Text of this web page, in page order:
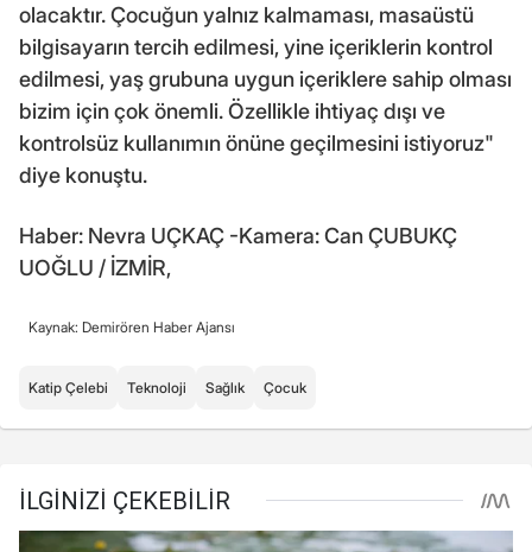
olacaktır. Çocuğun yalnız kalmaması, masaüstü
bilgisayarın tercih edilmesi, yine içeriklerin kontrol
edilmesi, yaş grubuna uygun içeriklere sahip olması
bizim için çok önemli. Özellikle ihtiyaç dışı ve
kontrolsüz kullanımın önüne geçilmesini istiyoruz"
diye konuştu.
Haber: Nevra UÇKAÇ -Kamera: Can ÇUBUKÇ
UOĞLU / İZMİR,
Kaynak: Demirören Haber Ajansı
Katip Çelebi Teknoloji Sağlık Çocuk